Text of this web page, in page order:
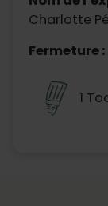
Charlotte
Fermeture :
1